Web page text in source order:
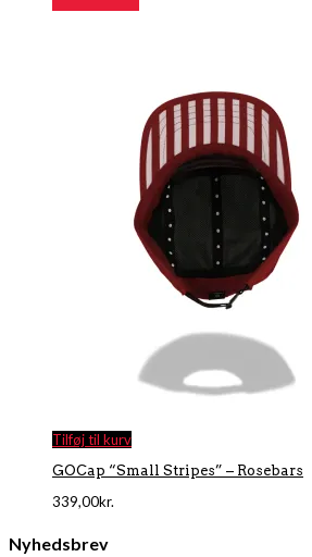
Tilføj til kurv
GOCap “Small Stripes” – Rosebars
339,00kr.
Nyhedsbrev